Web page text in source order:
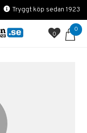
Tryggt köp sedan 1923
0
0